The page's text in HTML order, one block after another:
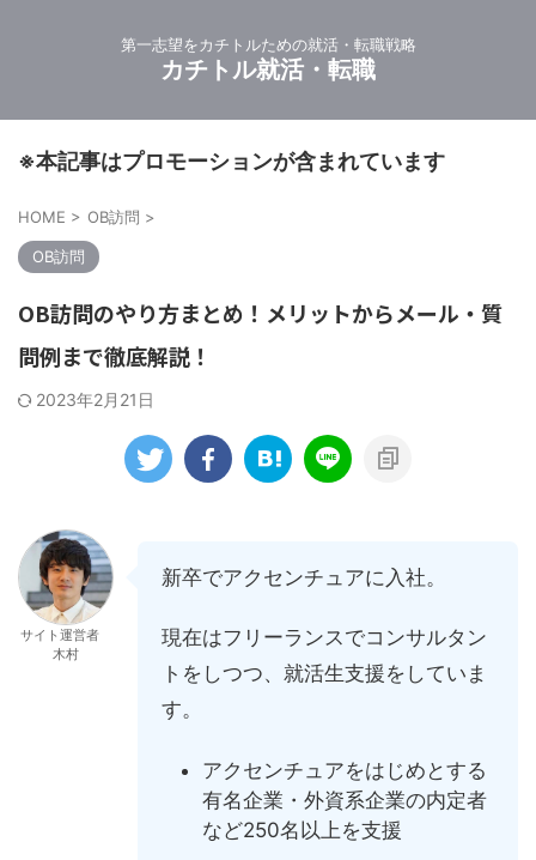
第一志望をカチトルための就活・転職戦略
カチトル就活・転職
※本記事はプロモーションが含まれています
HOME > OB訪問 >
OB訪問
OB訪問のやり方まとめ！メリットからメール・質
問例まで徹底解説！
2023年2月21日
サイト運営者
木村
新卒でアクセンチュアに入社。
現在はフリーランスでコンサルタン
トをしつつ、就活生支援をしていま
す。
アクセンチュアをはじめとする
有名企業・外資系企業の内定者
など250名以上を支援